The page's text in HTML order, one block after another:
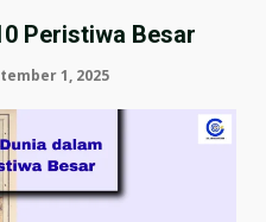
Peristiwa Besar
1, 2025